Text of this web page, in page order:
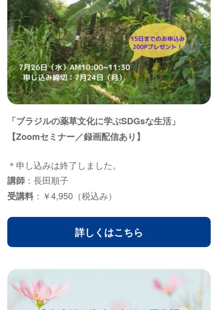
「ブラジルの薬草文化に学ぶSDGsな生活」
【Zoomセミナー／録画配信あり】
＊申し込みは終了しました。
講師 ：長田順子
受講料：￥4,950（税込み）
詳しくはこちら